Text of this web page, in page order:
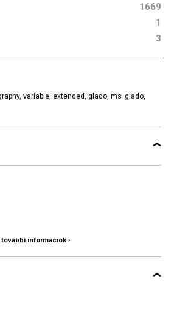
1669
1
3
, variable extended glado ms_glado
információk ›